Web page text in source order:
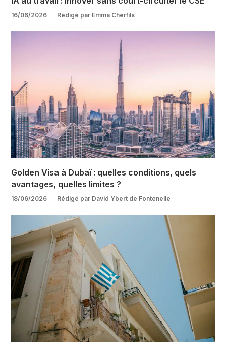
Golden Visa à Dubaï : quelles conditions, quels
avantages, quelles limites ?
18/06/2026 Rédigé par David Ybert de Fontenelle
16/06/2026 Rédigé par Emma Cherfils